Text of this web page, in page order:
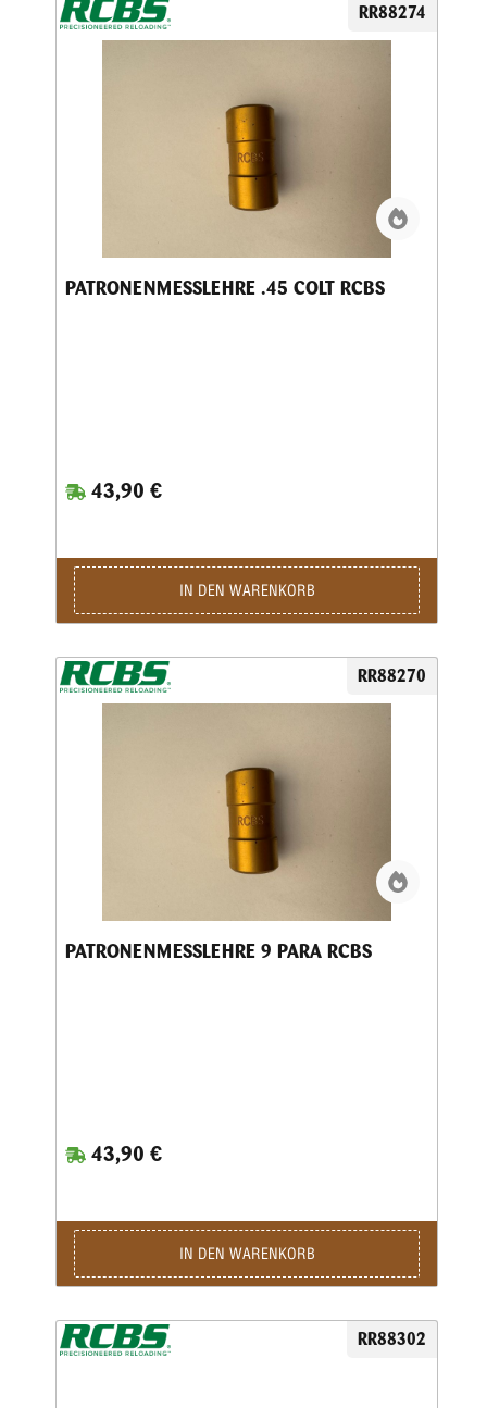
RR88274
PATRONENMESSLEHRE .45 COLT RCBS
43,90 €
IN DEN WARENKORB
RR88270
PATRONENMESSLEHRE 9 PARA RCBS
43,90 €
IN DEN WARENKORB
RR88302